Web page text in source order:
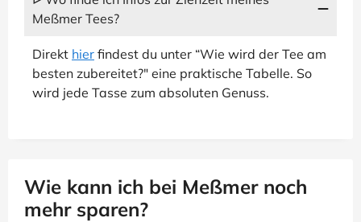
Meßmer Tees?
Direkt hier findest du unter “Wie wird der Tee am
besten zubereitet?" eine praktische Tabelle. So
wird jede Tasse zum absoluten Genuss.
Wie kann ich bei Meßmer noch
mehr sparen?